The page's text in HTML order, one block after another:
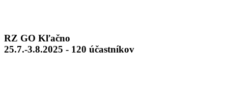
RZ GO Kľačno
25.7.-3.8.2025 - 120 účastníkov